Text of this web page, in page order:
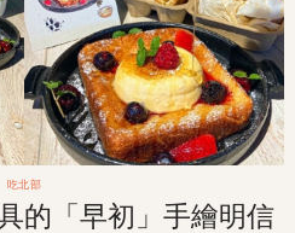
吃北部
的「早初」手繪明信